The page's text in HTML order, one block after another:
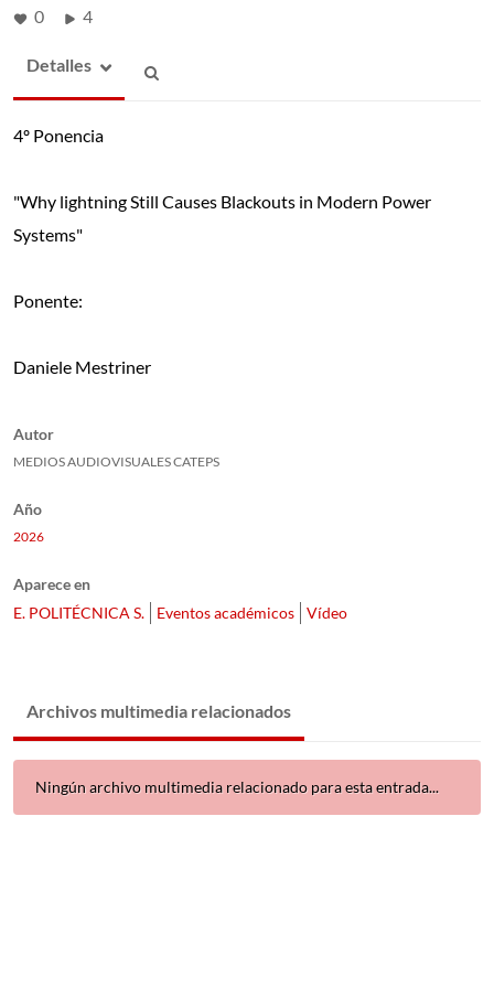
0 4
Detalles
4º Ponencia
"Why lightning Still Causes Blackouts in Modern Power
Systems"
Ponente:
Daniele Mestriner
Autor
MEDIOS AUDIOVISUALES CATEPS
Año
2026
Aparece en
E. POLITÉCNICA S.
Eventos académicos Vídeo
Archivos multimedia relacionados
Ningún archivo multimedia relacionado para esta entrada...